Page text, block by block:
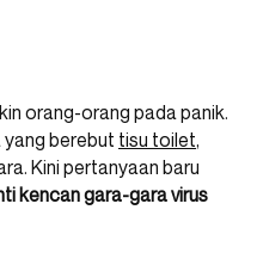
orang-orang pada panik.
yang berebut tisu toilet,
Kini pertanyaan baru
kencan gara-gara virus